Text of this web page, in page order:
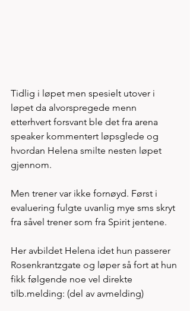
Tidlig i løpet men spesielt utover i
løpet da alvorspregede menn
etterhvert forsvant ble det fra arena
speaker kommentert løpsglede og
hvordan Helena smilte nesten løpet
gjennom.
Men trener var ikke fornøyd. Først i
evaluering fulgte uvanlig mye sms skryt
fra såvel trener som fra Spirit jentene.
Her avbildet Helena idet hun passerer
Rosenkrantzgate og løper så fort at hun
fikk følgende noe vel direkte
tilb.melding: (del av avmelding)